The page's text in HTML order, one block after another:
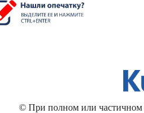
© При полном или частичном